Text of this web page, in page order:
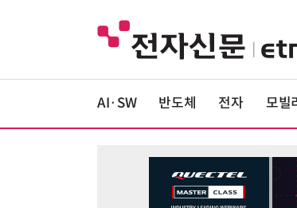
AI·SW 반도체 전자 모빌